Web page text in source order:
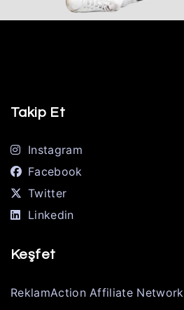
Takip Et
Instagram
Facebook
Twitter
Linkedin
Keşfet
ReklamAction Affiliate Network